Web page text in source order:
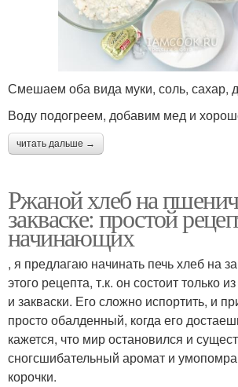
Смешаем оба вида муки, соль, сахар,
Воду подогреем, добавим мед и
читать дальше →
Ржаной хлеб на
закваске: простой
начинающих
, я предлагаю начинать печь хлеб на
этого рецепта, т.к. он состоит только
и закваски. Его сложно испортить, и
просто обалденный, когда его
кажется, что мир остановился и
сногсшибательный аромат и
корочки.